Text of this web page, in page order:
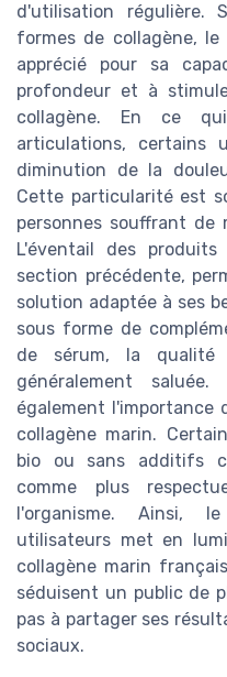
d'utilisation régulière.
formes de collagène,
apprécié pour sa
profondeur et à
collagène. En ce
articulations, certains
diminution de la
Cette particularité est
personnes souffrant de
L'éventail des
section précédente,
solution adaptée à ses
sous forme de
de sérum, la qualité
généralement
également l'importance
collagène marin.
bio ou sans additifs
comme plus
l'organisme. Ainsi,
utilisateurs met en
collagène marin
séduisent un public de
pas à partager ses
sociaux.